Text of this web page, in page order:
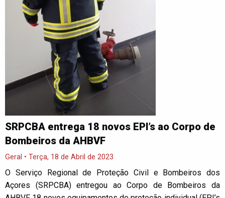
SRPCBA entrega 18 novos EPI’s ao Corpo de
Bombeiros da AHBVF
Geral • Terça, 18 de Abril de 2023
O Serviço Regional de Proteção Civil e Bombeiros dos
Açores (SRPCBA) entregou ao Corpo de Bombeiros da